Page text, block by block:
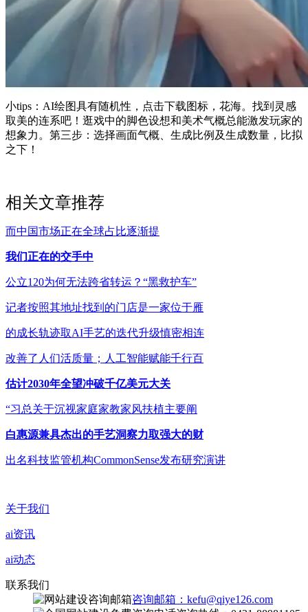
小tips：AI绘图具有随机性，点击下载图标，花海。找到灵感
取美的连系吧！逛戏中的脚色设想和美术气概总能激发玩家的
想象力。第三步：选择画面气概、生成比例及生成数量，比拟
之下！
相关文章推荐
而中国市场正在全球占比逐渐提
我们正在的交手中
公立120为何无法跨省转运？“黑救护车”
记者按照其地址找到的门店是一家位于雁
的成长轨迹取AI手艺的迭代升级慎密相连
改善了人们活质量；人工智能赋能千行百
估计2030年全望冲破千亿美元大关
“习总关于沉视家庭家教家风扶植主要阐
白惠源兼具杰出的手艺洞察力取强大的财
出名科技监管机构CommonSense发布研究演讲
关于我们
ai资讯
ai动态
联系我们
咨询邮箱：kefu@qiye126.com